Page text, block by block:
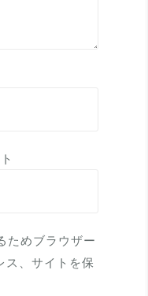
ためブラウザー
ス、サイトを保